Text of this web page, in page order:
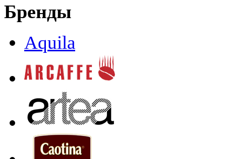
Бренды
Aquila